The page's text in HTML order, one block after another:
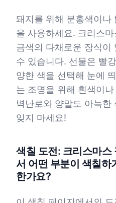
돼지를 위해 분홍색이나
을 사용하세요. 크리스
금색의 다채로운 장식이
수 있습니다. 선물은 빨
양한 색을 선택해 눈에
는 조명을 위해 흰색이
벽난로와 양말도 아늑한
잊지 마세요!
색칠 도전: 크리스마스
서 어떤 부분이 색칠하
한가요?